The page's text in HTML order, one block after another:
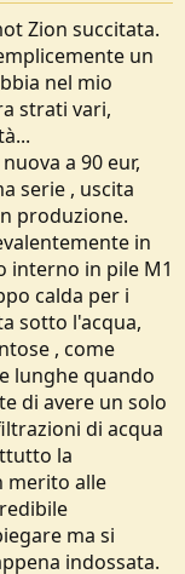
Zion succitata.
un
nel mio
strati vari,
a 90 eur,
serie , uscita
produzione.
in
interno in pile M1
calda per i
sotto l'acqua,
, come
lunghe quando
di avere un solo
di acqua
la
merito alle
ma si
indossata.